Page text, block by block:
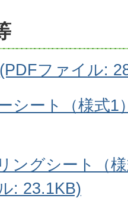
ファイル:
シート（様式1
ングシート（
: 23.1KB)